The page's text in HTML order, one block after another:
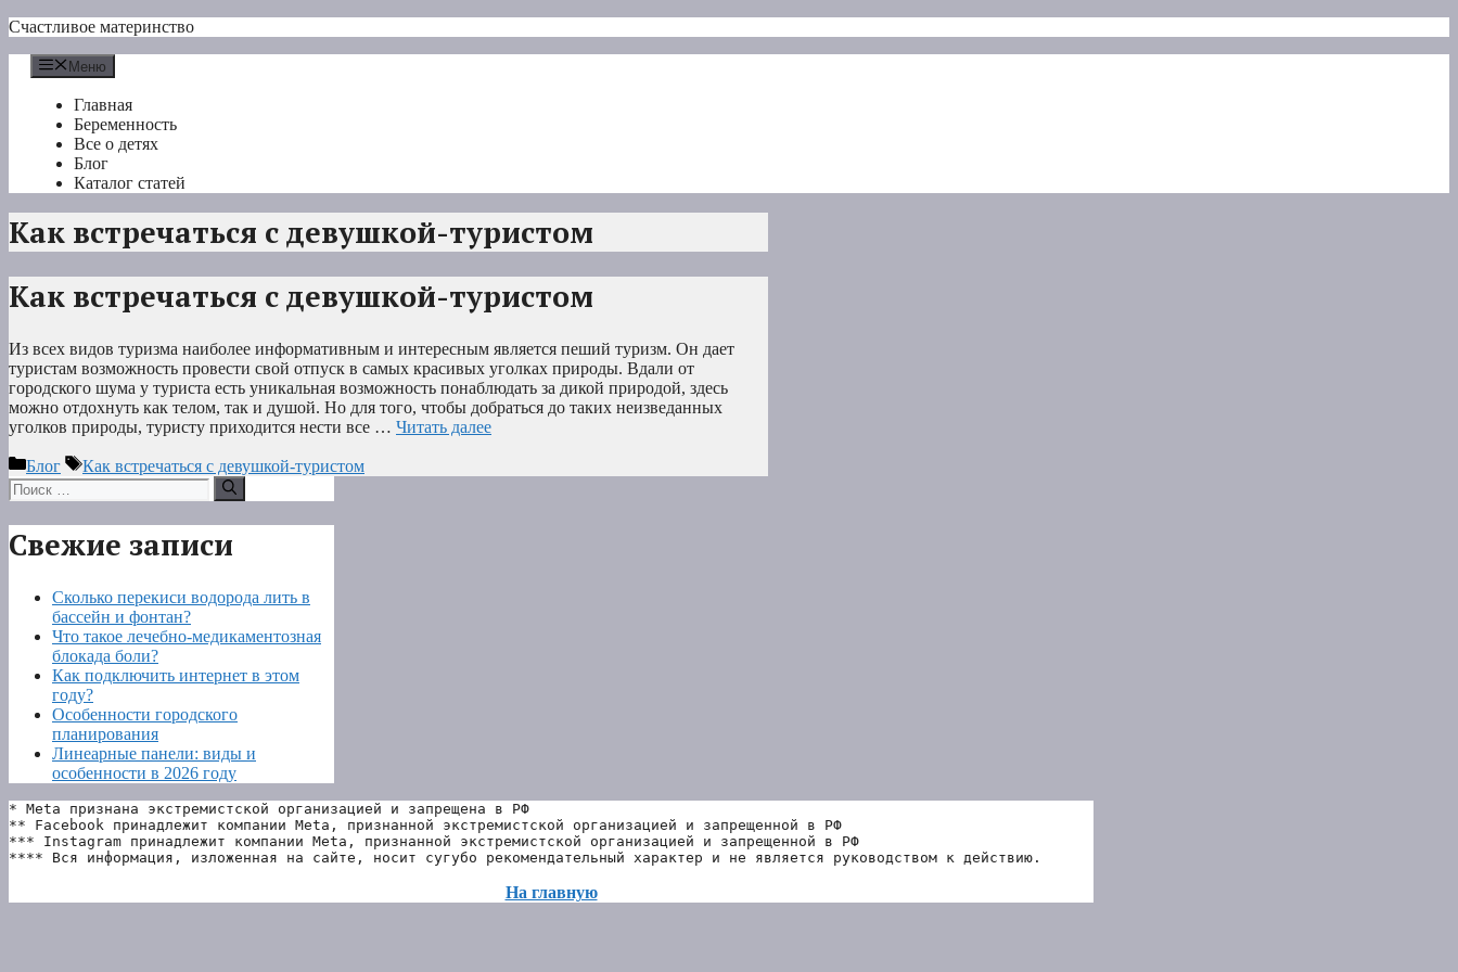
Перейти
содержимому
Счастливое материнство
Меню
Главная
Беременность
Все о детях
Блог
Каталог статей
Как встречаться с девушкой-туристом
Как встречаться с девушкой-туристом
Из всех видов туризма наиболее информативным и интересным является пеший туризм. Он дает
туристам возможность провести свой отпуск в самых красивых уголках природы. Вдали от
городского шума у туриста есть уникальная возможность понаблюдать за дикой природой, здесь
можно отдохнуть как телом, так и душой. Но для того, чтобы добраться до таких неизведанных
уголков природы, туристу приходится нести все … Читать далее
Рубрики
Блог Метки
Как встречаться с девушкой-туристом
Поиск:
Свежие записи
Сколько перекиси водорода лить в
бассейн и фонтан?
Что такое лечебно-медикаментозная
блокада боли?
Как подключить интернет в этом
году?
Особенности городского
планирования
Линеарные панели: виды и
особенности в 2026 году
* Meta признана экстремистской организацией и запрещена в РФ
** Facebook принадлежит компании Meta, признанной экстремистской организацией и запрещенной в РФ
*** Instagram принадлежит компании Meta, признанной экстремистской организацией и запрещенной в РФ
**** Вся информация, изложенная на сайте, носит сугубо рекомендательный характер и не является руководством к действию.
На главную